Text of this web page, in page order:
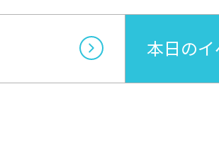
本日のイ